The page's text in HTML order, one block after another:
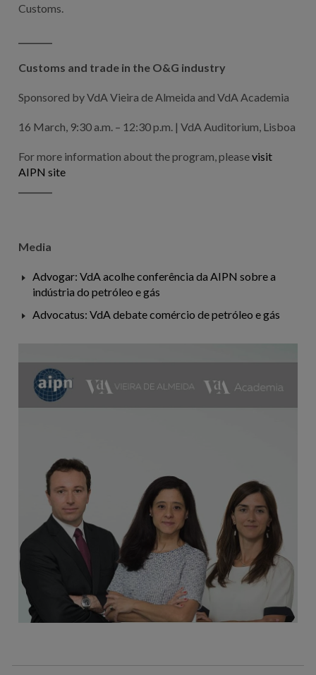
Customs.
Customs and trade in the O&G industry
Sponsored by VdA Vieira de Almeida and VdA Academia
16 March, 9:30 a.m. – 12:30 p.m. | VdA Auditorium, Lisboa
For more information about the program, pleasevisit
AIPN site
Media
Advogar: VdA acolhe conferência da AIPN sobre a
indústria do petróleo e gás
Advocatus: VdA debate comércio de petróleo e gás